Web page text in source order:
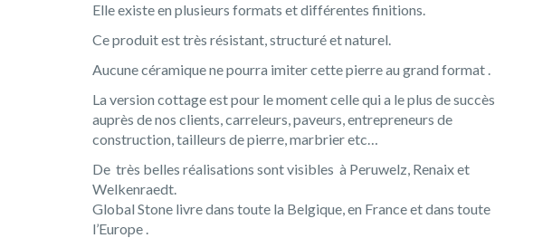
Elle existe en plusieurs formats et différentes finitions.
Ce produit est très résistant, structuré et naturel.
Aucune céramique ne pourra imiter cette pierre au grand format .
La version cottage est pour le moment celle qui a le plus de succès
auprès de nos clients, carreleurs, paveurs, entrepreneurs de
construction, tailleurs de pierre, marbrier etc…
De très belles réalisations sont visibles à Peruwelz, Renaix et
Welkenraedt.
Global Stone livre dans toute la Belgique, en France et dans toute
l’Europe .